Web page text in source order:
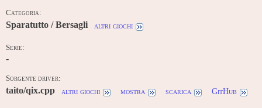
Categoria:
Sparatutto / Bersagli altri giochi
Serie:
-
Sorgente driver:
taito/qix.cpp altri giochi mostra scarica GitHub